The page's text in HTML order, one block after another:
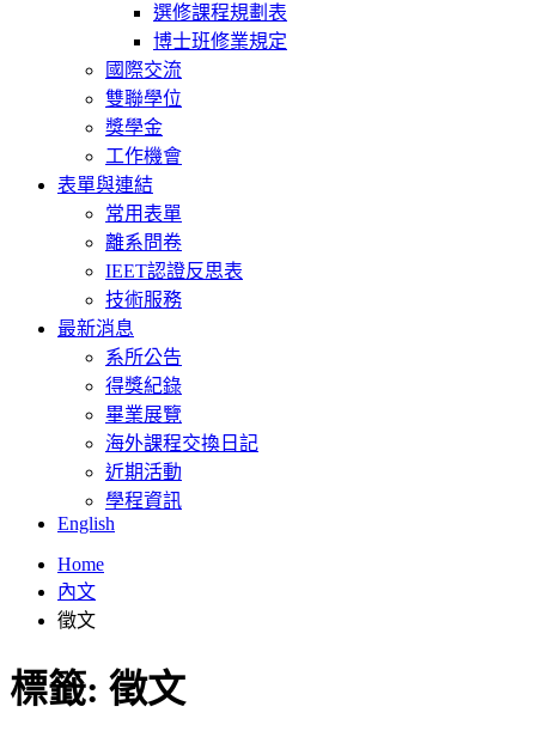
選修課程規劃表
博士班修業規定
國際交流
雙聯學位
獎學金
工作機會
表單與連結
常用表單
離系問卷
IEET認證反思表
技術服務
最新消息
系所公告
得獎紀錄
畢業展覽
海外課程交換日記
近期活動
學程資訊
English
Home
內文
徵文
標籤: 徵文